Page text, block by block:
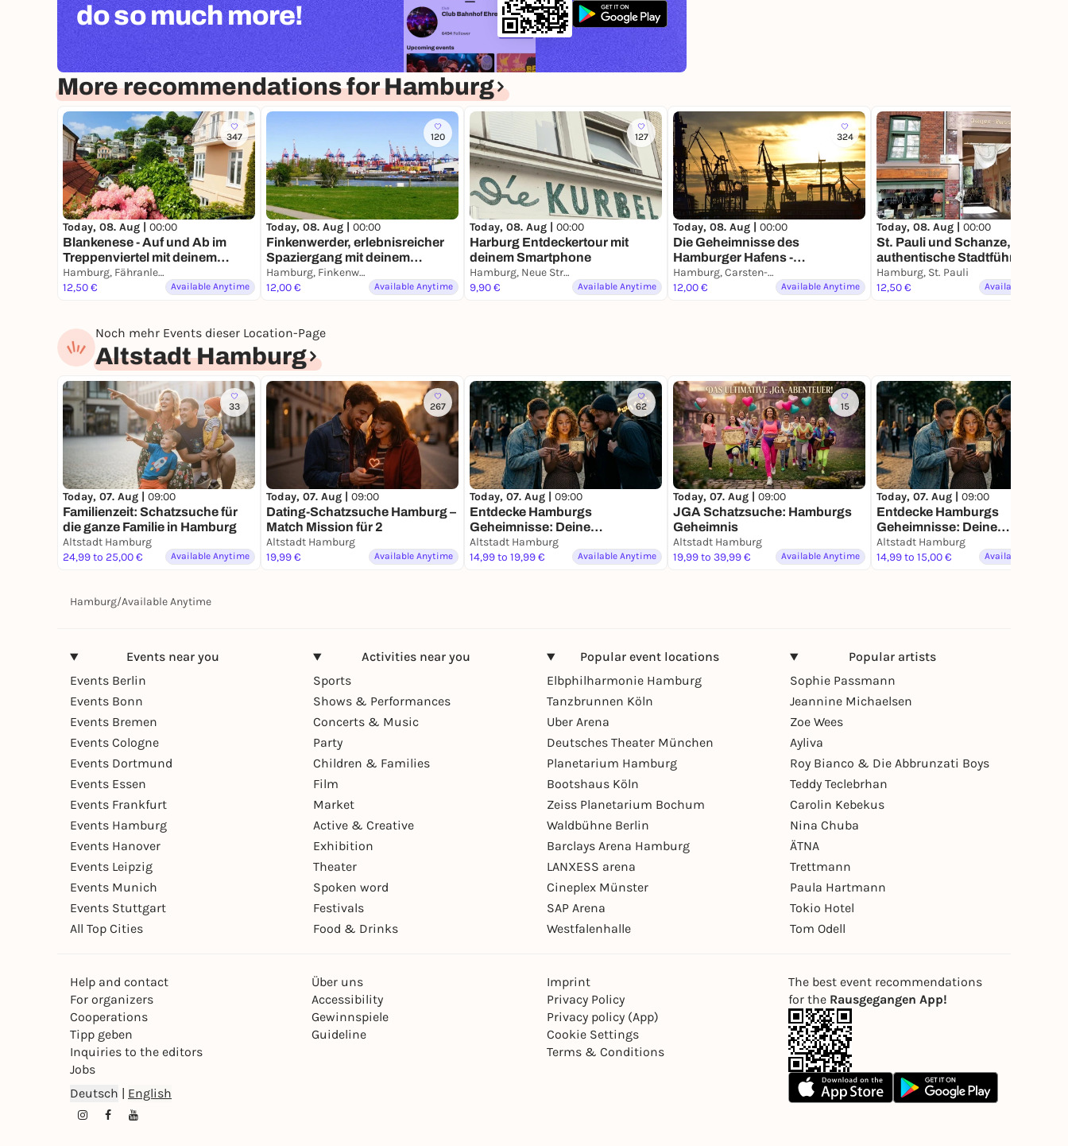
do so much more!
More recommendations for Hamburg
347
Today, 08. Aug | 00:00
Blankenese - Auf und Ab im
Treppenviertel mit deinem
Smartphone
Hamburg, Fähranleger Blankenese
12,50 €
Available Anytime
120
Today, 08. Aug | 00:00
Finkenwerder, erlebnisreicher
Spaziergang mit deinem
Smartphone
Hamburg, Finkenwerder
12,00 €
Available Anytime
127
Today, 08. Aug | 00:00
Harburg Entdeckertour mit
deinem Smartphone
Hamburg, Neue Straße
9,90 €
Available Anytime
324
Today, 08. Aug | 00:00
Die Geheimnisse des
Hamburger Hafens -
Stadtführung mit deinem
Smartphone
Hamburg, Carsten-Rehder-Straße
12,00 €
Available Anytime
Today, 08. Aug | 00:00
St. Pauli und Schanze,
authentische Stadtführung mit
deinem Smartphone
Hamburg, St. Pauli
12,50 €
Available Anytime
Noch mehr Events dieser Location-Page
Altstadt Hamburg
33
Today, 07. Aug | 09:00
Familienzeit: Schatzsuche für
die ganze Familie in Hamburg
Altstadt Hamburg
24,99 to 25,00 €
Available Anytime
267
Today, 07. Aug | 09:00
Dating-Schatzsuche Hamburg –
Match Mission für 2
Altstadt Hamburg
19,99 €
Available Anytime
62
Today, 07. Aug | 09:00
Entdecke Hamburgs
Geheimnisse: Deine
Schatzsuche
Altstadt Hamburg
14,99 to 19,99 €
Available Anytime
15
Today, 07. Aug | 09:00
JGA Schatzsuche: Hamburgs
Geheimnis
Altstadt Hamburg
19,99 to 39,99 €
Available Anytime
Today, 07. Aug | 09:00
Entdecke Hamburgs
Geheimnisse: Deine
Schatzsuche
Altstadt Hamburg
14,99 to 15,00 €
Available Anytime
Hamburg/Available Anytime
Events near you
Events Berlin
Events Bonn
Events Bremen
Events Cologne
Events Dortmund
Events Essen
Events Frankfurt
Events Hamburg
Events Hanover
Events Leipzig
Events Munich
Events Stuttgart
All Top Cities
Activities near you
Sports
Shows & Performances
Concerts & Music
Party
Children & Families
Film
Market
Active & Creative
Exhibition
Theater
Spoken word
Festivals
Food & Drinks
Popular event locations
Elbphilharmonie Hamburg
Tanzbrunnen Köln
Uber Arena
Deutsches Theater München
Planetarium Hamburg
Bootshaus Köln
Zeiss Planetarium Bochum
Waldbühne Berlin
Barclays Arena Hamburg
LANXESS arena
Cineplex Münster
SAP Arena
Westfalenhalle
Popular artists
Sophie Passmann
Jeannine Michaelsen
Zoe Wees
Ayliva
Roy Bianco & Die Abbrunzati Boys
Teddy Teclebrhan
Carolin Kebekus
Nina Chuba
ÄTNA
Trettmann
Paula Hartmann
Tokio Hotel
Tom Odell
Help and contact
For organizers
Cooperations
Tipp geben
Inquiries to the editors
Jobs
Über uns
Accessibility
Gewinnspiele
Guideline
Imprint
Privacy Policy
Privacy policy (App)
Cookie Settings
Terms & Conditions
Deutsch English
The best event recommendations
for the Rausgegangen App!